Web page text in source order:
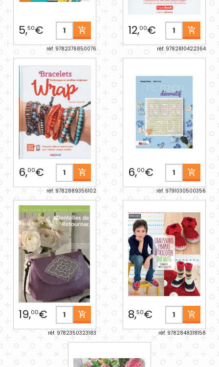
5,50€
réf. 9782376850076
12,00€
réf. 9782810422364
6,00€
réf. 9782889356102
6,00€
réf. 9791030500356
19,00€
réf. 9782350323183
8,50€
réf. 9782848318158